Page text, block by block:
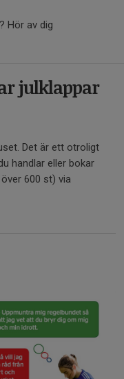
Hör av dig
julklappar
Det är ett otroligt
handlar eller bokar
600 st) via